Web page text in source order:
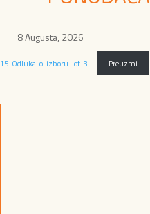
8 Augusta, 2026
15-Odluka-o-izboru-lot-3- Preuzmi